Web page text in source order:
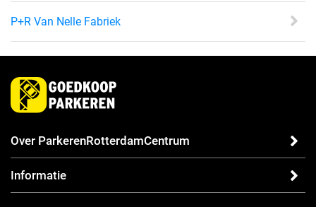
P+R Van Nelle Fabriek
Over ParkerenRotterdamCentrum
Informatie